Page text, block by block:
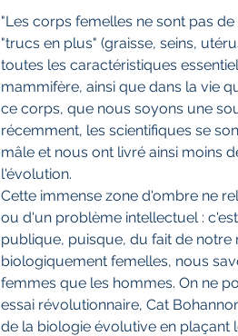
"Les corps femelles ne sont pas
"trucs en plus" (graisse, seins,
toutes les caractéristiques
mammifère, ainsi que dans la vie
ce corps, que nous soyons une
récemment, les scientifiques se
mâle et nous ont livré ainsi moins
l'évolution.
Cette immense zone d'ombre ne
ou d'un problème intellectuel :
publique, puisque, du fait de notre
biologiquement femelles, nous
femmes que les hommes. On ne
essai révolutionnaire, Cat
de la biologie évolutive en plaçant